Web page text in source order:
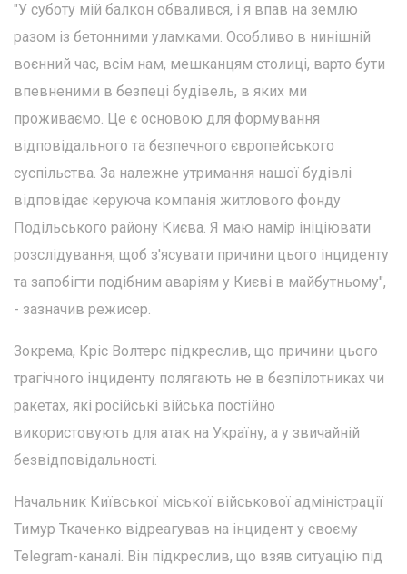
"У суботу мій балкон обвалився, і я впав на землю
разом із бетонними уламками. Особливо в нинішній
воєнний час, всім нам, мешканцям столиці, варто бути
впевненими в безпеці будівель, в яких ми
проживаємо. Це є основою для формування
відповідального та безпечного європейського
суспільства. За належне утримання нашої будівлі
відповідає керуюча компанія житлового фонду
Подільського району Києва. Я маю намір ініціювати
розслідування, щоб з'ясувати причини цього інциденту
та запобігти подібним аваріям у Києві в майбутньому",
- зазначив режисер.
Зокрема, Кріс Волтерс підкреслив, що причини цього
трагічного інциденту полягають не в безпілотниках чи
ракетах, які російські війська постійно
використовують для атак на Україну, а у звичайній
безвідповідальності.
Начальник Київської міської військової адміністрації
Тимур Ткаченко відреагував на інцидент у своєму
Telegram-каналі. Він підкреслив, що взяв ситуацію під